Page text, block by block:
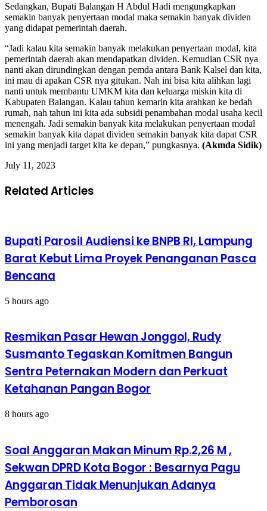
Sedangkan, Bupati Balangan H Abdul Hadi mengungkapkan
semakin banyak penyertaan modal maka semakin banyak dividen
yang didapat pemerintah daerah.
“Jadi kalau kita semakin banyak melakukan penyertaan modal, kita
pemerintah daerah akan mendapatkan dividen. Kemudian CSR nya
nanti akan dirundingkan dengan pemda antara Bank Kalsel dan kita,
ini mau di apakan CSR nya gitukan. Nah ini bisa kita alihkan lagi
nanti untuk membantu UMKM kita dan keluarga miskin kita di
Kabupaten Balangan. Kalau tahun kemarin kita arahkan ke bedah
rumah, nah tahun ini kita ada subsidi penambahan modal usaha kecil
menengah. Jadi semakin banyak kita melakukan penyertaan modal
semakin banyak kita dapat dividen semakin banyak kita dapat CSR
ini yang menjadi target kita ke depan,” pungkasnya. (Akmda Sidik)
July 11, 2023
Related Articles
Bupati Parosil Audiensi ke BNPB RI, Lampung
Barat Kebut Lima Proyek Penanganan Pasca
Bencana
5 hours ago
Resmikan Pasar Hewan Jonggol, Rudy
Susmanto Tegaskan Komitmen Bangun
Sentra Peternakan Modern dan Perkuat
Ketahanan Pangan Bogor
8 hours ago
Soal Anggaran Makan Minum Rp.2,26 M ,
Sekwan DPRD Kota Bogor : Besarnya Pagu
Anggaran Tidak Menunjukan Adanya
Pemborosan